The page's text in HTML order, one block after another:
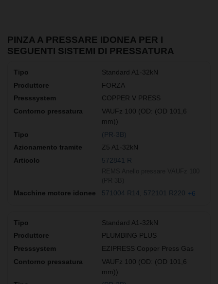
PINZA A PRESSARE IDONEA PER I
SEGUENTI SISTEMI DI PRESSATURA
Standard A1-32kN
FORZA
COPPER V PRESS
VAUFz 100 (OD: (OD 101,6
mm))
(PR-3B)
Z5 A1-32kN
572841 R
571004 R14 572101 R220 +6
Standard A1-32kN
PLUMBING PLUS
EZIPRESS Copper Press Gas
VAUFz 100 (OD: (OD 101,6
mm))